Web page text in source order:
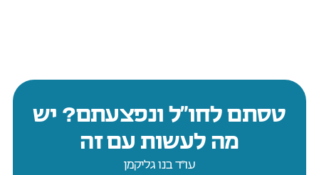
טסתם לחו”ל ונפצעתם? יש
מה לעשות עם זה
עו״ד בנו גליקמן